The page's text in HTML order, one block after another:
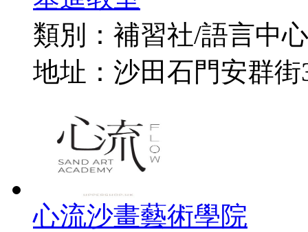
類別： 補習社/語言中心
地址： 沙田石門安群
心流沙畫藝術學院